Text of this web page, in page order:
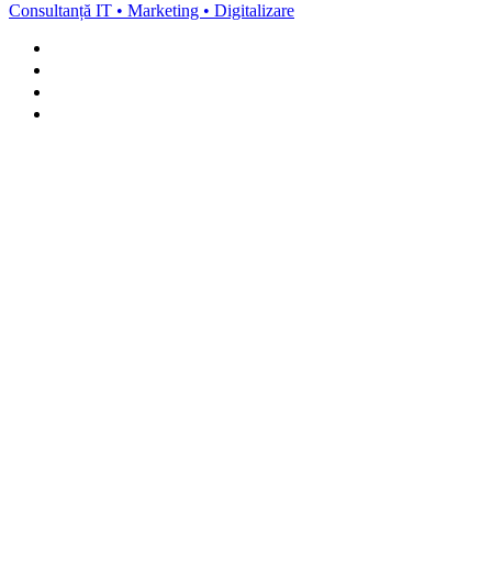
Consultanță IT • Marketing • Digitalizare